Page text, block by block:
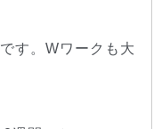
す。Wワークも大